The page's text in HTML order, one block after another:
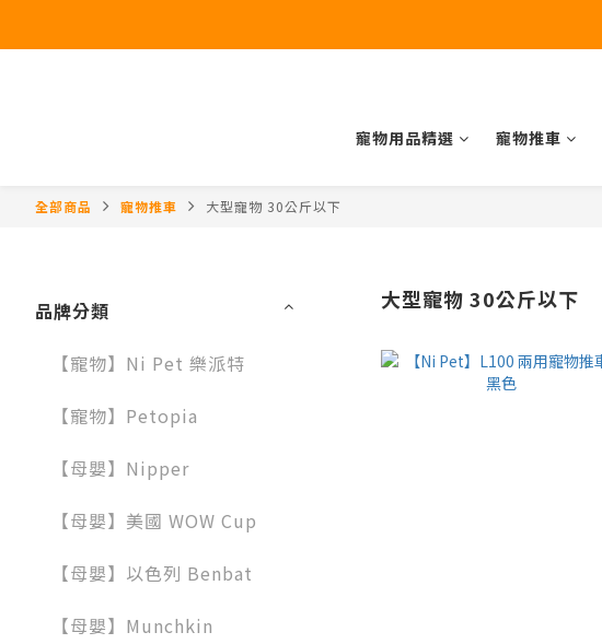
寵物用品精選 寵物推車
全部商品 寵物推車 大型寵物 30公斤以下
品牌分類
【寵物】Ni Pet 樂派特
【寵物】Petopia
【母嬰】Nipper
【母嬰】美國 WOW Cup
【母嬰】以色列 Benbat
【母嬰】Munchkin
大型寵物 30公斤以下